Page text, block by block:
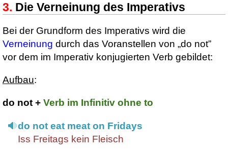
Die Verneinung des Imperativs
Bei der Grundform des Imperativs wird die
Verneinung durch das Voranstellen von „do not”
vor dem im Imperativ konjugierten Verb gebildet:
Aufbau:
do not + Verb im Infinitiv ohne to
do not eat meat on Fridays
Iss Freitags kein Fleisch